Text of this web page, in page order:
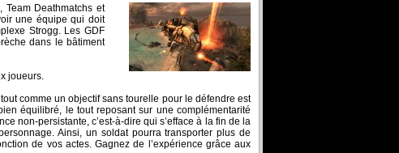
Deathmatchs et
une équipe qui doit
Strogg. Les GDF
dans le bâtiment
joueurs.
comme un objectif sans tourelle pour le défendre est
équilibré, le tout reposant sur une complémentarité
non-persistante, c’est-à-dire qui s’efface à la fin de la
Ainsi, un soldat pourra transporter plus de
de vos actes. Gagnez de l’expérience grâce aux